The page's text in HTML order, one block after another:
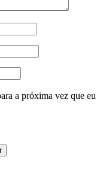
a próxima vez que eu